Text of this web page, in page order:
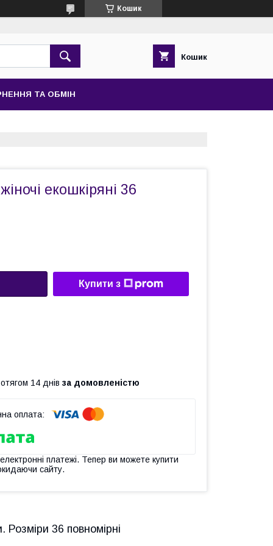
Кошик
Кошик
ТА ОБМІН
екошкіряні 36
Купити з
14 днів за домовленістю
платежі. Тепер ви можете купити
сайту.
Розміри 36 повномірні